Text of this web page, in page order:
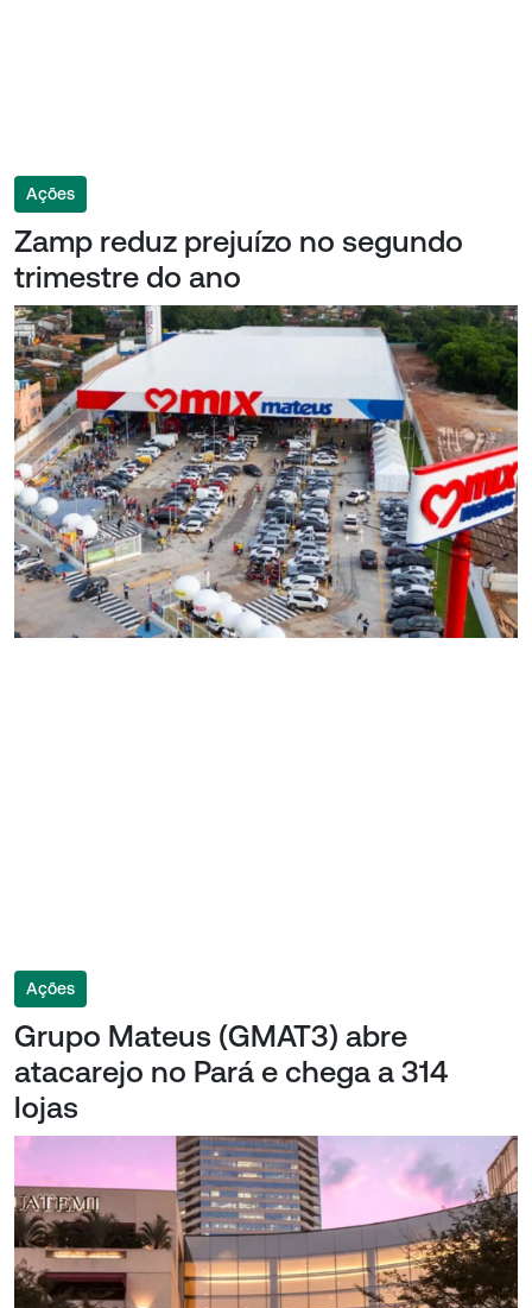
Ações
Zamp reduz prejuízo no segundo
trimestre do ano
Ações
Grupo Mateus (GMAT3) abre
atacarejo no Pará e chega a 314
lojas